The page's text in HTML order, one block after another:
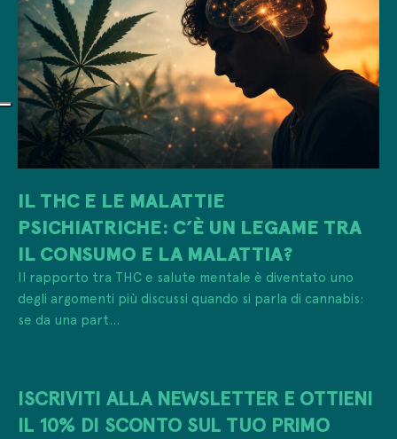
IL THC E LE MALATTIE
PSICHIATRICHE: C’È UN LEGAME TRA
IL CONSUMO E LA MALATTIA?
Il rapporto tra THC e salute mentale è diventato uno
degli argomenti più discussi quando si parla di cannabis:
se da una part...
ISCRIVITI ALLA NEWSLETTER E OTTIENI
IL 10% DI SCONTO SUL TUO PRIMO